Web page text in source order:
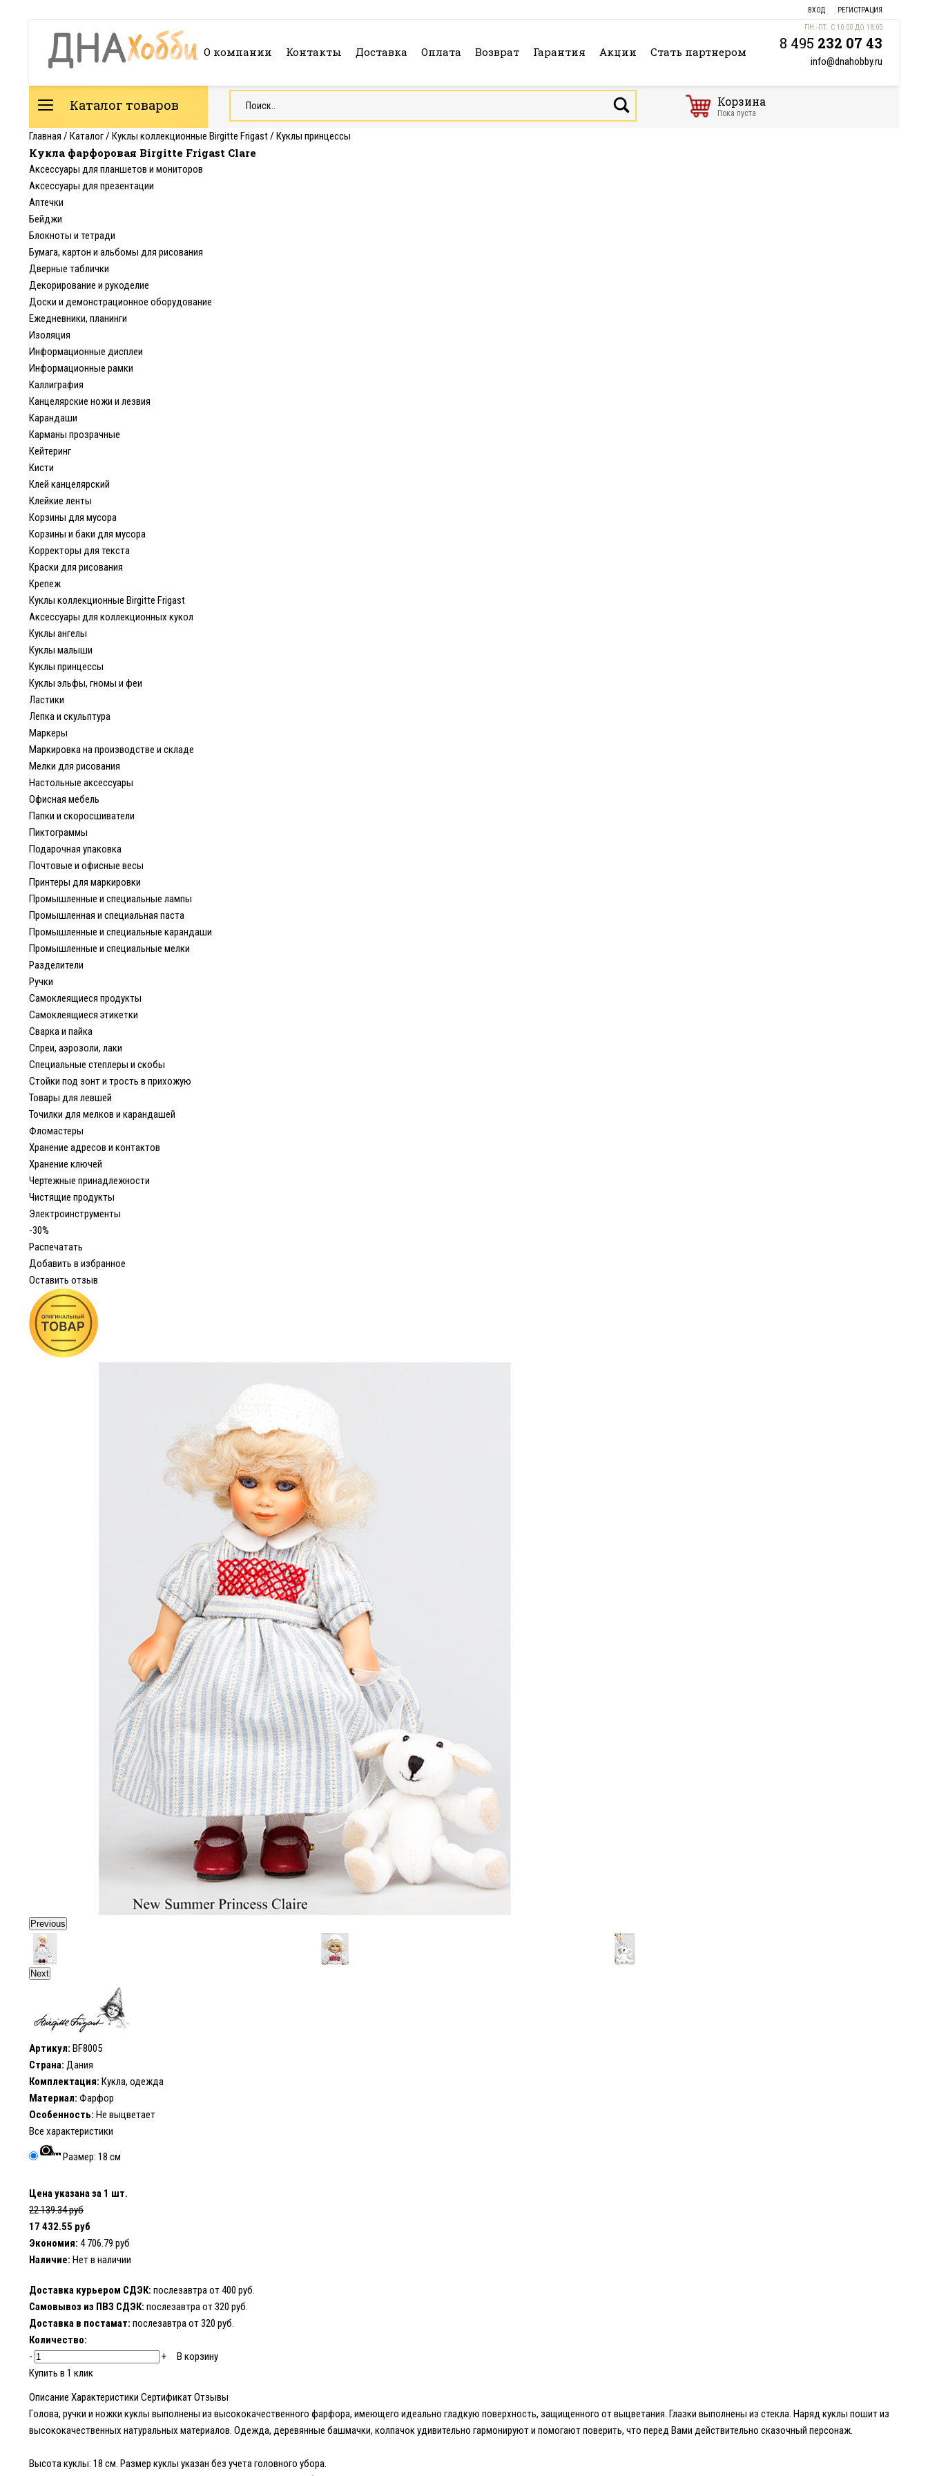
ВХОД РЕГИСТРАЦИЯ
О компании Контакты Доставка Оплата Возврат Гарантия Акции Стать партнером
ПН.-ПТ. С 10:00 ДО 18:00
8 495 232 07 43
info@dnahobby.ru
Каталог товаров Корзина
Пока пуста
Главная / Каталог/ Куклы коллекционные Birgitte Frigast/ Куклы принцессы
Кукла фарфоровая Birgitte Frigast Clare
Аксессуары для планшетов и мониторов
Аксессуары для презентации
Аптечки
Бейджи
Блокноты и тетради
Бумага, картон и альбомы для рисования
Дверные таблички
Декорирование и рукоделие
Доски и демонстрационное оборудование
Ежедневники, планинги
Изоляция
Информационные дисплеи
Информационные рамки
Каллиграфия
Канцелярские ножи и лезвия
Карандаши
Карманы прозрачные
Кейтеринг
Кисти
Клей канцелярский
Клейкие ленты
Корзины для мусора
Корзины и баки для мусора
Корректоры для текста
Краски для рисования
Крепеж
Куклы коллекционные Birgitte Frigast
Аксессуары для коллекционных кукол
Куклы ангелы
Куклы малыши
Куклы принцессы
Куклы эльфы, гномы и феи
Ластики
Лепка и скульптура
Маркеры
Маркировка на производстве и складе
Мелки для рисования
Настольные аксессуары
Офисная мебель
Папки и скоросшиватели
Пиктограммы
Подарочная упаковка
Почтовые и офисные весы
Принтеры для маркировки
Промышленные и специальные лампы
Промышленная и специальная паста
Промышленные и специальные карандаши
Промышленные и специальные мелки
Разделители
Ручки
Самоклеящиеся продукты
Самоклеящиеся этикетки
Сварка и пайка
Спреи, аэрозоли, лаки
Специальные степлеры и скобы
Стойки под зонт и трость в прихожую
Товары для левшей
Точилки для мелков и карандашей
Фломастеры
Хранение адресов и контактов
Хранение ключей
Чертежные принадлежности
Чистящие продукты
Электроинструменты
-30%
Распечатать
Добавить в избранное
Оставить отзыв
Previous
Next
Артикул: BF8005
Страна: Дания
Комплектация: Кукла, одежда
Материал: Фарфор
Особенность: Не выцветает
Все характеристики
Размер: 18 см
Цена указана за 1 шт.
22 139.34 руб
17 432.55 руб
Экономия: 4 706.79 руб
Наличие: Нет в наличии
Доставка курьером СДЭК: послезавтра от 400 руб.
Самовывоз из ПВЗ СДЭК: послезавтра от 320 руб.
Доставка в постамат: послезавтра от 320 руб.
Количество:
-
+
В корзину
Купить в 1 клик
Описание Характеристики СертификатОтзывы
Голова, ручки и ножки куклы выполнены из высококачественного фарфора, имеющего идеально гладкую поверхность, защищенного от выцветания. Глазки выполнены из стекла. Наряд куклы пошит из
высококачественных натуральных материалов. Одежда, деревянные башмачки, колпачок удивительно гармонируют и помогают поверить, что перед Вами действительно сказочный персонаж.
Высота куклы: 18 см. Размер куклы указан без учета головного убора.